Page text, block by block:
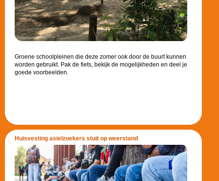
Groene schoolpleinen die deze zomer ook door de buurt kunnen
worden gebruikt. Pak de fiets, bekijk de mogelijkheden en deel je
goede voorbeelden.
Huisvesting asielzoekers stuit op weerstand